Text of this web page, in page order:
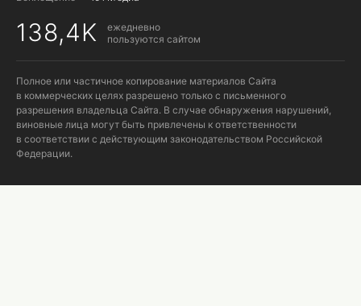
138,4K
ежедневно
пользуются сайтом
Полное или частичное копирование материалов Сайта
в коммерческих целях разрешено только с письменного
разрешения владельца Сайта. В случае обнаружения нарушений,
виновные лица могут быть привлечены к ответственности
в соответствии с действующим законодательством Российской
Федерации.